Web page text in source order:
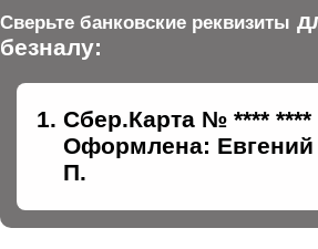
Сверьте банковские реквизиты
безналу:
Сбер.Карта № **** ****
Оформлена: Евгений
П.